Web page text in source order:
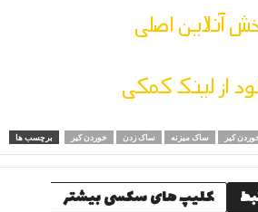
آنلاین اصلی
از لینک کمکی
برچسب ها خوردن کیر ساک زدن ساک میزنه کیر
کلیپ های سکسی بیشتر